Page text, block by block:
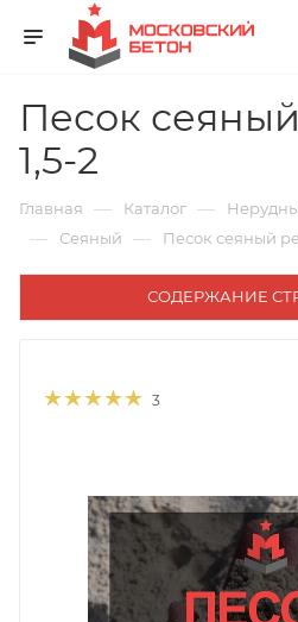
Песок
1,5-2
Главная — Каталог —
— Сеяный — Песок сеяный
СОДЕРЖАНИЕ
3